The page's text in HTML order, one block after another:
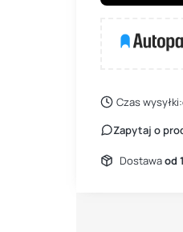
Czas wysyłki:
Zapytaj o
Dostawaod